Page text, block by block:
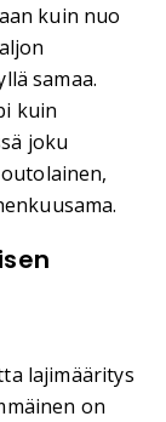
kuin nuo
samaa.
kuin
joku
lajimääritys
on